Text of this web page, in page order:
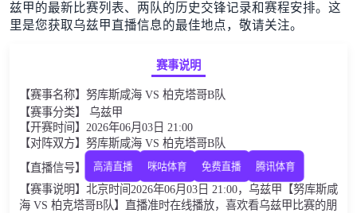
兹甲的最新比赛列表、两队的历史交锋记录和赛程安排。这
里是您获取乌兹甲直播信息的最佳地点，敬请关注。
赛事说明
【赛事名称】努库斯咸海 VS 柏克塔哥B队
【赛事分类】 乌兹甲
【开赛时间】2026年06月03日 21:00
【对阵双方】努库斯咸海 VS 柏克塔哥B队
【直播信号】
高清直播 咪咕体育 免费直播 腾讯体育
【赛事说明】北京时间2026年06月03日 21:00，乌兹甲【努库斯咸
海 VS 柏克塔哥B队】直播准时在线播放，喜欢看乌兹甲比赛的朋